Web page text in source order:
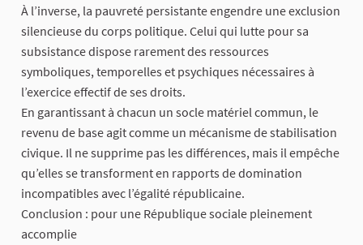
À l’inverse, la pauvreté persistante engendre une exclusion
silencieuse du corps politique. Celui qui lutte pour sa
subsistance dispose rarement des ressources
symboliques, temporelles et psychiques nécessaires à
l’exercice effectif de ses droits.
En garantissant à chacun un socle matériel commun, le
revenu de base agit comme un mécanisme de stabilisation
civique. Il ne supprime pas les différences, mais il empêche
qu’elles se transforment en rapports de domination
incompatibles avec l’égalité républicaine.
Conclusion : pour une République sociale pleinement
accomplie